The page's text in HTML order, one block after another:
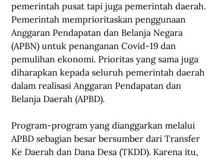
pemerintah pusat tapi juga pemerintah daerah.
Pemerintah memprioritaskan penggunaan
Anggaran Pendapatan dan Belanja Negara
(APBN) untuk penanganan Covid-19 dan
pemulihan ekonomi. Prioritas yang sama juga
diharapkan kepada seluruh pemerintah daerah
dalam realisasi Anggaran Pendapatan dan
Belanja Daerah (APBD).
Program-program yang dianggarkan melalui
APBD sebagian besar bersumber dari Transfer
Ke Daerah dan Dana Desa (TKDD). Karena itu,